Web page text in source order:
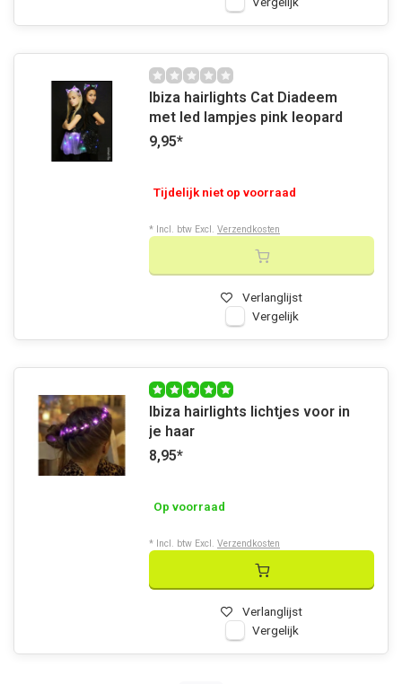
Ibiza hairlights Cat Diadeem
met led lampjes pink leopard
9,95*
Tijdelijk niet op voorraad
Verlanglijst
Vergelijk
* Incl. btw Excl. Verzendkosten
Ibiza hairlights lichtjes voor in
je haar
8,95*
Op voorraad
Verlanglijst
Vergelijk
* Incl. btw Excl. Verzendkosten